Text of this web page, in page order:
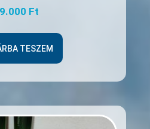
Ft
TESZEM